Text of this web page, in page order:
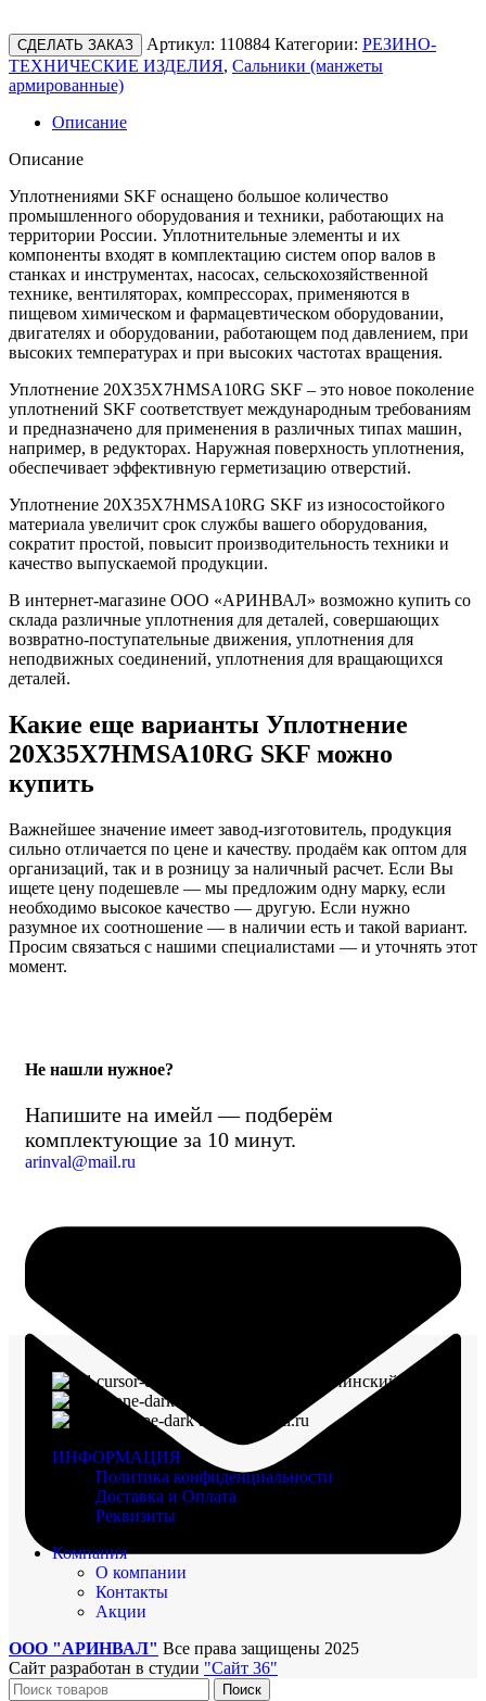
СДЕЛАТЬ ЗАКАЗ Артикул: 110884 Категории: РЕЗИНО-
ТЕХНИЧЕСКИЕ ИЗДЕЛИЯ, Сальники (манжеты
армированные)
Описание
Описание
Уплотнениями SKF оснащено большое количество
промышленного оборудования и техники, работающих на
территории России. Уплотнительные элементы и их
компоненты входят в комплектацию систем опор валов в
станках и инструментах, насосах, сельскохозяйственной
технике, вентиляторах, компрессорах, применяются в
пищевом химическом и фармацевтическом оборудовании,
двигателях и оборудовании, работающем под давлением, при
высоких температурах и при высоких частотах вращения.
Уплотнение 20X35X7HMSA10RG SKF – это новое поколение
уплотнений SKF соответствует международным требованиям
и предназначено для применения в различных типах машин,
например, в редукторах. Наружная поверхность уплотнения,
обеспечивает эффективную герметизацию отверстий.
Уплотнение 20X35X7HMSA10RG SKF из износостойкого
материала увеличит срок службы вашего оборудования,
сократит простой, повысит производительность техники и
качество выпускаемой продукции.
В интернет-магазине ООО «АРИНВАЛ» возможно купить со
склада различные уплотнения для деталей, совершающих
возвратно-поступательные движения, уплотнения для
неподвижных соединений, уплотнения для вращающихся
деталей.
Какие еще варианты Уплотнение
20X35X7HMSA10RG SKF можно
купить
Важнейшее значение имеет завод-изготовитель, продукция
сильно отличается по цене и качеству. продаём как оптом для
организаций, так и в розницу за наличный расчет. Если Вы
ищете цену подешевле — мы предложим одну марку, если
необходимо высокое качество — другую. Если нужно
разумное их соотношение — в наличии есть и такой вариант.
Просим связаться с нашими специалистами — и уточнять этот
момент.
Не нашли нужное?
Напишите на имейл — подберём
комплектующие за 10 минут.
arinval@mail.ru
г. Воронеж, пр-кт Ленинский, д. 221
arinval@mail.ru
ИНФОРМАЦИЯ
Политика конфиденциальности
Доставка и Оплата
Реквизиты
Компания
О компании
Контакты
Акции
ООО "АРИНВАЛ" Все права защищены 2025
Сайт разработан в студии "Сайт 36"
Поиск